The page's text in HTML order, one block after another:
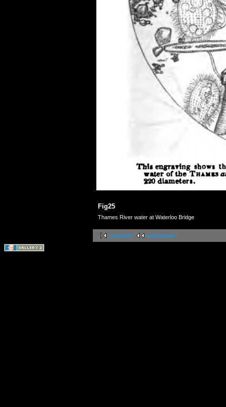
Fig25
Thames River water at Waterloo Bridge
première précédente